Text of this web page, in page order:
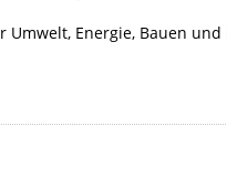
Energie, Bauen und